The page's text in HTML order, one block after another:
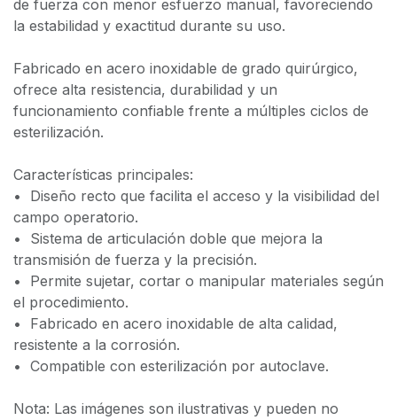
de fuerza con menor esfuerzo manual, favoreciendo
la estabilidad y exactitud durante su uso.
Fabricado en acero inoxidable de grado quirúrgico,
ofrece alta resistencia, durabilidad y un
funcionamiento confiable frente a múltiples ciclos de
esterilización.
Características principales:
•⁠ ⁠Diseño recto que facilita el acceso y la visibilidad del
campo operatorio.
•⁠ ⁠Sistema de articulación doble que mejora la
transmisión de fuerza y la precisión.
•⁠ ⁠Permite sujetar, cortar o manipular materiales según
el procedimiento.
•⁠ ⁠Fabricado en acero inoxidable de alta calidad,
resistente a la corrosión.
•⁠ ⁠Compatible con esterilización por autoclave.
Nota: Las imágenes son ilustrativas y pueden no